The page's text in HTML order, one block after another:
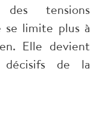
tensions
se limite plus à
Elle devient
décisifs de la